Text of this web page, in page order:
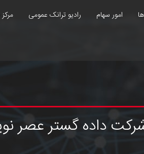
امور سهام رادیو ترانک عمومی
داده گستر عصر